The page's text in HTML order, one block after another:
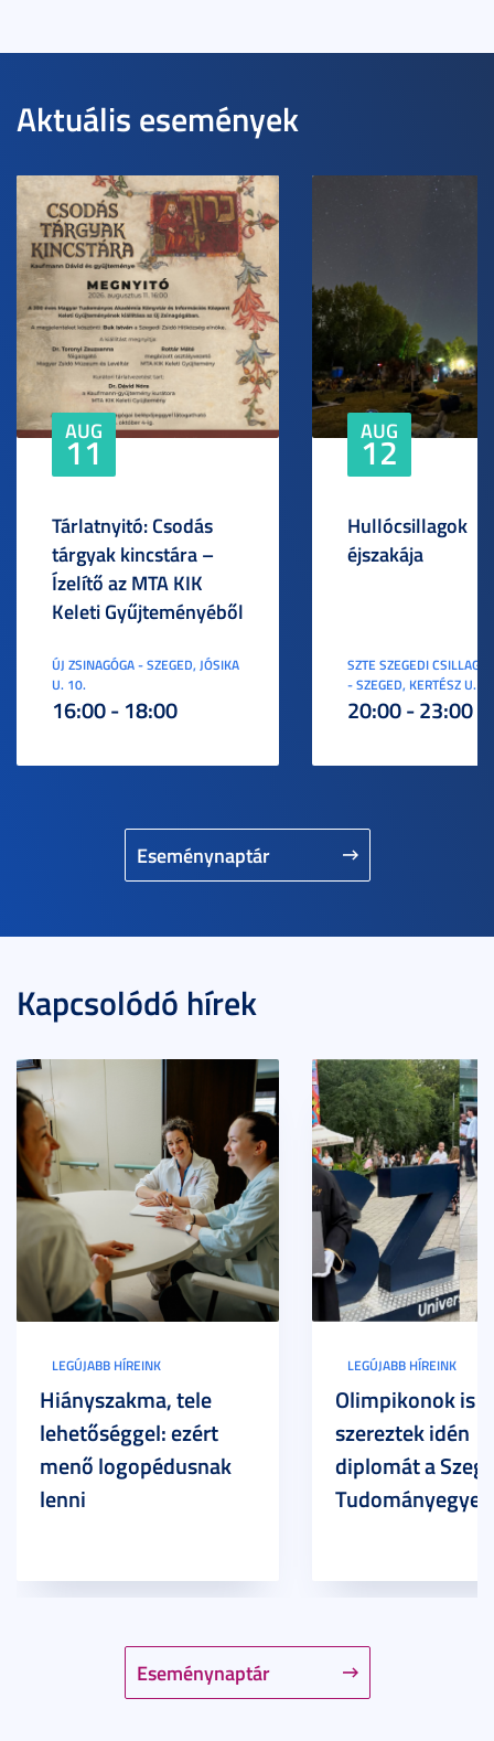
Aktuális események
Eseménynaptár
AUG
11
Tárlatnyitó: Csodás
tárgyak kincstára –
Ízelítő az MTA KIK
Keleti Gyűjteményéből
ÚJ ZSINAGÓGA - SZEGED, JÓSIKA
U. 10.
16:00 - 18:00
AUG
12
Hullócsillagok
éjszakája
SZTE SZEGEDI
- SZEGED, KERTÉSZ U. 3.
20:00 - 23:00
Kapcsolódó hírek
Eseménynaptár
LEGÚJABB HÍREINK
Hiányszakma, tele
lehetőséggel: ezért
menő logopédusnak
lenni
LEGÚJABB HÍREINK
Olimpikonok is
szereztek idén
diplomát a